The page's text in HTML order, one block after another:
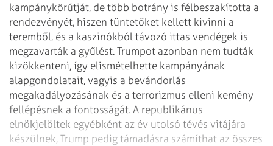
kampánykörútját, de több botrány is félbeszakította a
rendezvényét, hiszen tüntetőket kellett kivinni a
teremből, és a kaszinókból távozó ittas vendégek is
megzavarták a gyűlést. Trumpot azonban nem tudták
kizökkenteni, így elismételhette kampányának
alapgondolatait, vagyis a bevándorlás
megakadályozásának és a terrorizmus elleni kemény
fellépésnek a fontosságát. A republikánus
elnökjelöltek egyébként az év utolsó tévés vitájára
készülnek, Trump pedig támadásra számíthat az összes